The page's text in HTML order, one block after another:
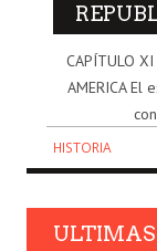
CAPÍTULO XI
AMERICA El
HISTORIA